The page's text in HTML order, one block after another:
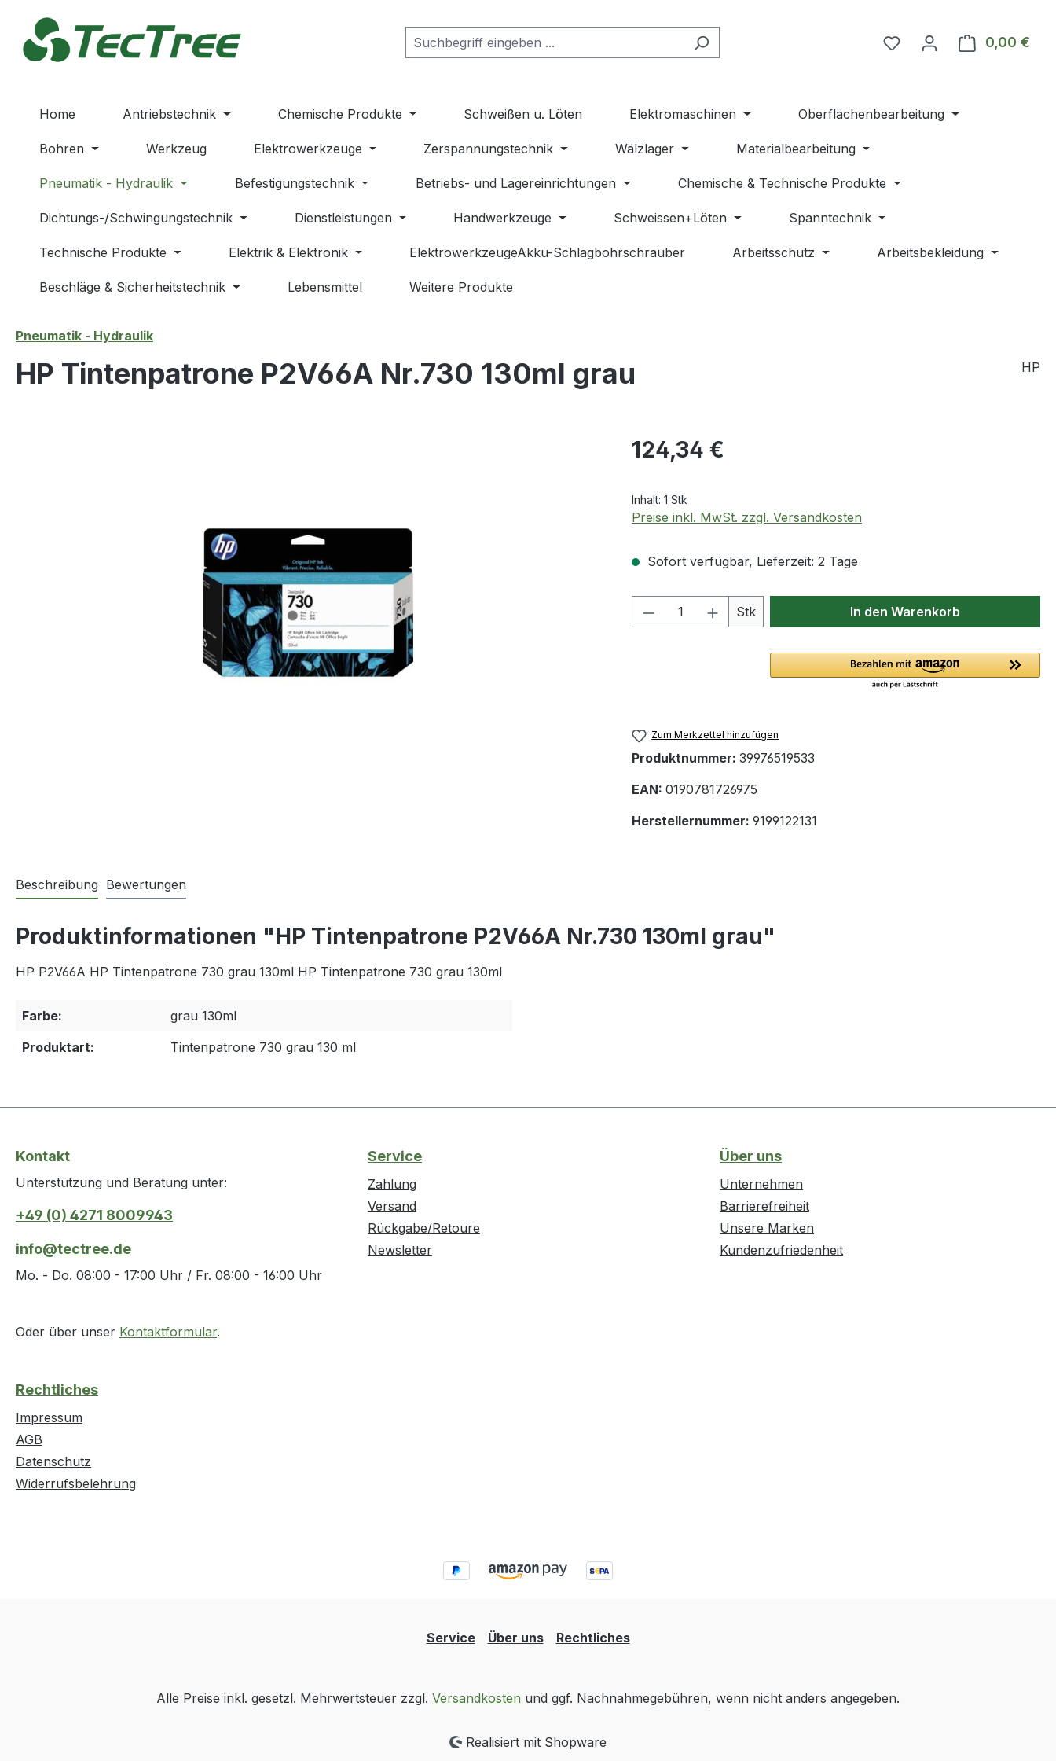
Hauptinhalt springen
Zur Suche springen
Zur Hauptnavigation springen
Du hast 0 Produkte auf
0,00 €
Home Antriebstechnik Chemische Produkte Schweißen u. Löten Elektromaschinen Oberflächenbearbeitung
Bohren Werkzeug Elektrowerkzeuge Zerspannungstechnik Wälzlager Materialbearbeitung
Pneumatik - Hydraulik Befestigungstechnik Betriebs- und Lagereinrichtungen Chemische & Technische Produkte
Dichtungs-/Schwingungstechnik Dienstleistungen Handwerkzeuge Schweissen+Löten Spanntechnik
Technische Produkte Elektrik & Elektronik ElektrowerkzeugeAkku-Schlagbohrschrauber Arbeitsschutz Arbeitsbekleidung
Beschläge & Sicherheitstechnik Lebensmittel Weitere Produkte
Pneumatik - Hydraulik
HP Tintenpatrone P2V66A Nr.730 130ml grau HP
Regulärer Preis:
124,34 €
Inhalt: 1 Stk
Preise inkl. MwSt. zzgl. Versandkosten
Sofort verfügbar, Lieferzeit: 2 Tage
Produkt Anzahl: Gib den gewünschten Wert
Stk In den Warenkorb
Zum Merkzettel hinzufügen
Produktnummer: 39976519533
EAN: 0190781726975
Herstellernummer: 9199122131
Beschreibung Bewertungen
Produktinformationen "HP Tintenpatrone P2V66A Nr.730 130ml grau"
HP P2V66A HP Tintenpatrone 730 grau 130ml HP Tintenpatrone 730 grau 130ml
Farbe:
grau 130ml
Produktart:
Tintenpatrone 730 grau 130 ml
Kontakt
Unterstützung und Beratung unter:
+49 (0) 4271 8009943
info@tectree.de
Mo. - Do. 08:00 - 17:00 Uhr / Fr. 08:00 - 16:00 Uhr
Oder über unser Kontaktformular.
Service
Zahlung
Versand
Rückgabe/Retoure
Newsletter
Über uns
Unternehmen
Barrierefreiheit
Unsere Marken
Kundenzufriedenheit
Rechtliches
Impressum
AGB
Datenschutz
Widerrufsbelehrung
Service Über uns Rechtliches
Alle Preise inkl. gesetzl. Mehrwertsteuer zzgl. Versandkosten und ggf. Nachnahmegebühren, wenn nicht anders angegeben.
Realisiert mit Shopware